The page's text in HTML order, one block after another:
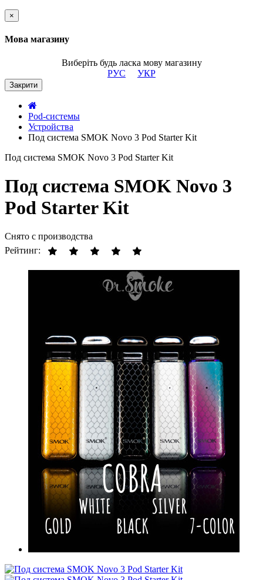
×
Мова магазину
Виберіть будь ласка мову магазину
РУС
УКР
Закрити
Pod-системы
Устройства
Под система SMOK Novo 3 Pod Starter Kit
Под система SMOK Novo 3 Pod Starter Kit
Под система SMOK Novo 3
Pod Starter Kit
Снято с производства
Рейтинг: